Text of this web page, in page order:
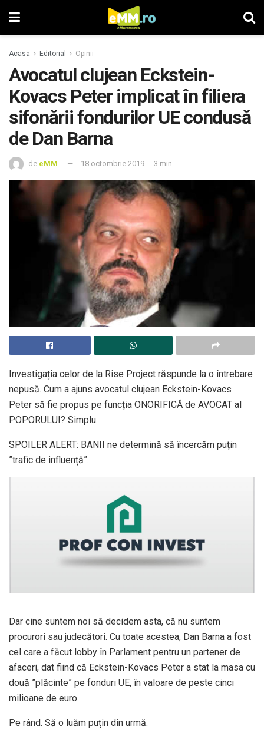
Acasa Editorial Opinii
Avocatul clujean Eckstein-
Kovacs Peter implicat în filiera
sifonării fondurilor UE condusă
de Dan Barna
de eMM 18 octombrie 2019 3 min
Investigația celor de la Rise Project răspunde la o întrebare
nepusă. Cum a ajuns avocatul clujean Eckstein-Kovacs
Peter să fie propus pe funcția ONORIFICĂ de AVOCAT al
POPORULUI? Simplu.
SPOILER ALERT: BANII ne determină să încercăm puțin
”trafic de influență”.
Dar cine suntem noi să decidem asta, că nu suntem
procurori sau judecători. Cu toate acestea, Dan Barna a fost
cel care a făcut lobby în Parlament pentru un partener de
afaceri, dat fiind că Eckstein-Kovacs Peter a stat la masa cu
două ”plăcinte” pe fonduri UE, în valoare de peste cinci
milioane de euro.
Pe rând. Să o luăm puțin din urmă.